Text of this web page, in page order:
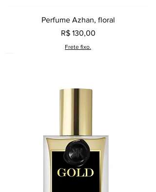
Perfume Azhan, floral
Preço
R$ 130,00
Frete fixo.